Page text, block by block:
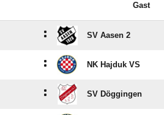
Gast
: SV Aasen 2
: NK Hajduk VS
: SV Döggingen